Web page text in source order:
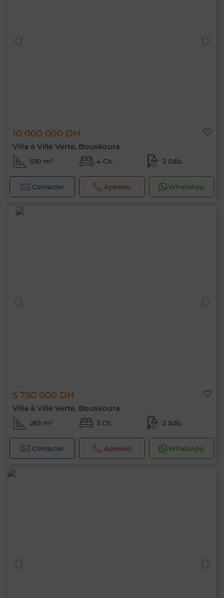
10 000 000 DH
Villa à Ville Verte, Bouskoura
530 m² 4 Ch. 2 Sdb.
Contacter Appelez WhatsApp
5 750 000 DH
Villa à Ville Verte, Bouskoura
263 m² 3 Ch. 2 Sdb.
Contacter Appelez WhatsApp